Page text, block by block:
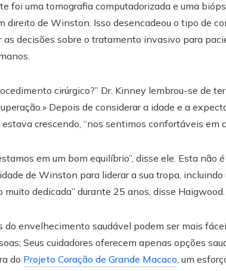
foi uma tomografia computadorizada e uma
direito de Winston. Isso desencadeou o tipo de
as decisões sobre o tratamento invasivo para
cirúrgico?” Dr. Kinney lembrou-se de
Depois de considerar a idade e a
crescendo, “nos sentimos confortáveis ​​em
em um bom equilíbrio”, disse ele. Esta
de Winston para liderar a sua tropa,
muito dedicada” durante 25 anos, disse Haigwood.
do envelhecimento saudável podem ser mais
Seus cuidadores oferecem apenas opções
do Projeto Coração de Grande Macaco , um